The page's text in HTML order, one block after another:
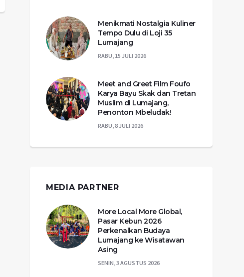
Menikmati Nostalgia Kuliner
Tempo Dulu di Loji 35
Lumajang
RABU, 15 JULI 2026
Meet and Greet Film Foufo
Karya Bayu Skak dan Tretan
Muslim di Lumajang,
Penonton Mbeludak!
RABU, 8 JULI 2026
MEDIA PARTNER
More Local More Global,
Pasar Kebun 2026
Perkenalkan Budaya
Lumajang ke Wisatawan
Asing
SENIN, 3 AGUSTUS 2026